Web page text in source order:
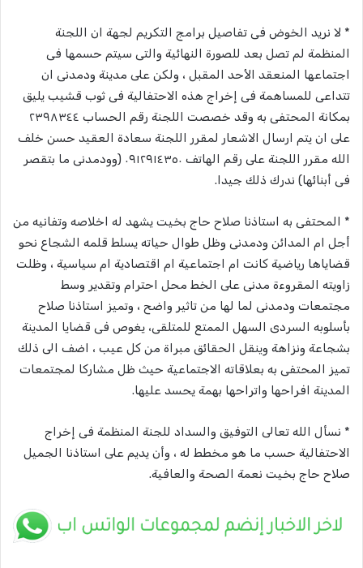
* لا نريد الخوض فى تفاصيل برامج التكريم لجهة ان اللجنة
المنظمة لم تصل بعد للصورة النهائية والتى سيتم حسمها فى
اجتماعها المنعقد الأحد المقبل ، ولكن على مدينة ودمدنى ان
تتداعى للمساهمة فى إخراج هذه الاحتفالية فى ثوب قشيب يليق
بمكانة المحتفى به وقد خصصت اللجنة رقم الحساب ٢٣٩٨٣٤٤
على ان يتم ارسال الاشعار لمقرر اللجنة سعادة العقيد حسن خلف
الله مقرر اللجنة على رقم الهاتف ٠٩١٢٩١٤٣٥٠ (وودمدنى ما بتقصر
فى أبنائها) ندرك ذلك جيدا.
* المحتفى به استاذنا صلاح حاج بخيت يشهد له اخلاصه وتفانيه من
أجل ام المدائن ودمدنى وظل طوال حياته يسلط قلمه الشجاع نحو
قضاياها رياضية كانت ام اجتماعية ام اقتصادية ام سياسية ، وظلت
زاويته المقروءة مدنى على الخط محل احترام وتقدير وسط
مجتمعات ودمدنى لما لها من تاثير واضح ، وتميز استاذنا صلاح
بأسلوبه السردى السهل الممتع للمتلقى، يغوص فى قضايا المدينة
بشجاعة ونزاهة وينقل الحقائق مبراة من كل عيب ، اضف الى ذلك
تميز المحتفى به بعلاقاته الاجتماعية حيث ظل مشاركا لمجتمعات
المدينة افراحها واتراحها بهمة يحسد عليها.
* نسأل الله تعالى التوفيق والسداد للجنة المنظمة فى إخراج
الاحتفالية حسب ما هو مخطط له ، وأن يديم على استاذنا الجميل
صلاح حاج بخيت نعمة الصحة والعافية.